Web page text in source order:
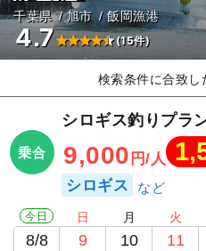
千葉県 旭市 飯岡漁港
4.7 (15件)
検索条件に合致し
乗合
シロギス釣りプラ
9,000 円/人
シロギス
今日
8/8
日
9
月
10
火
11